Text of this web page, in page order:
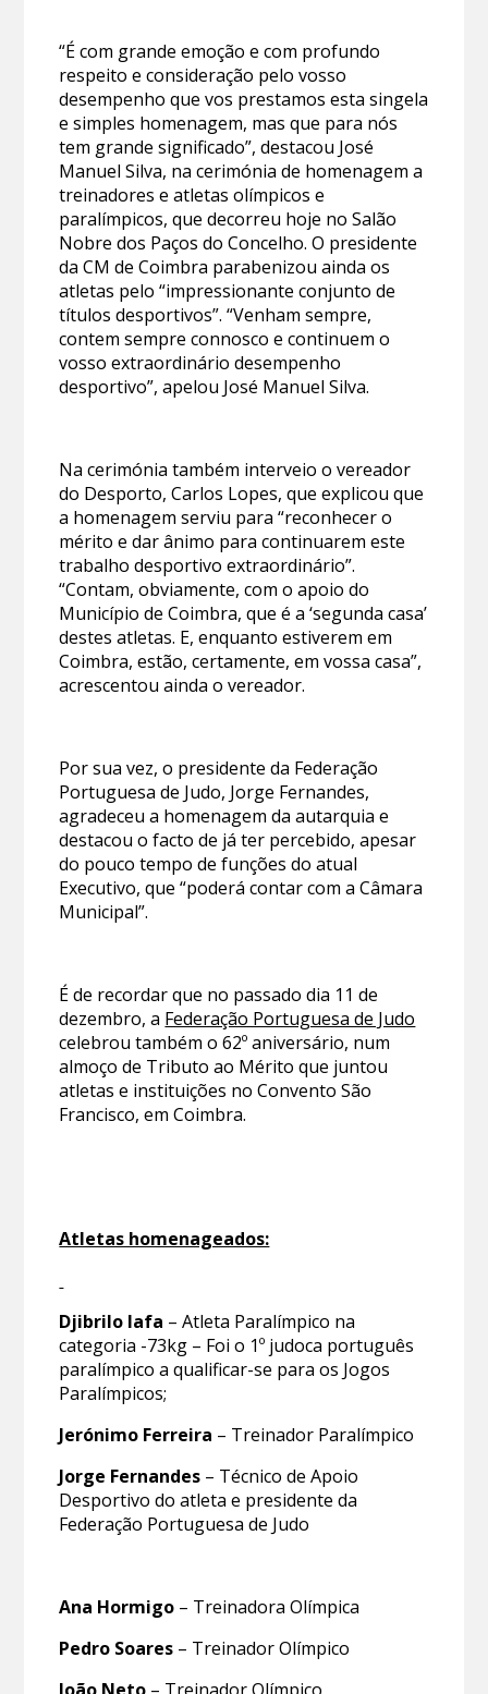
“É com grande emoção e com profundo
respeito e consideração pelo vosso
desempenho que vos prestamos esta singela
e simples homenagem, mas que para nós
tem grande significado”, destacou José
Manuel Silva, na cerimónia de homenagem a
treinadores e atletas olímpicos e
paralímpicos, que decorreu hoje no Salão
Nobre dos Paços do Concelho. O presidente
da CM de Coimbra parabenizou ainda os
atletas pelo “impressionante conjunto de
títulos desportivos”. “Venham sempre,
contem sempre connosco e continuem o
vosso extraordinário desempenho
desportivo”, apelou José Manuel Silva.
Na cerimónia também interveio o vereador
do Desporto, Carlos Lopes, que explicou que
a homenagem serviu para “reconhecer o
mérito e dar ânimo para continuarem este
trabalho desportivo extraordinário”.
“Contam, obviamente, com o apoio do
Município de Coimbra, que é a ‘segunda casa’
destes atletas. E, enquanto estiverem em
Coimbra, estão, certamente, em vossa casa”,
acrescentou ainda o vereador.
Por sua vez, o presidente da Federação
Portuguesa de Judo, Jorge Fernandes,
agradeceu a homenagem da autarquia e
destacou o facto de já ter percebido, apesar
do pouco tempo de funções do atual
Executivo, que “poderá contar com a Câmara
Municipal”.
É de recordar que no passado dia 11 de
dezembro, a Federação Portuguesa de Judo
celebrou também o 62º aniversário, num
almoço de Tributo ao Mérito que juntou
atletas e instituições no Convento São
Francisco, em Coimbra.
Atletas homenageados:
Djibrilo Iafa – Atleta Paralímpico na
categoria -73kg – Foi o 1º judoca português
paralímpico a qualificar-se para os Jogos
Paralímpicos;
Jerónimo Ferreira – Treinador Paralímpico
Jorge Fernandes – Técnico de Apoio
Desportivo do atleta e presidente da
Federação Portuguesa de Judo
Ana Hormigo – Treinadora Olímpica
Pedro Soares – Treinador Olímpico